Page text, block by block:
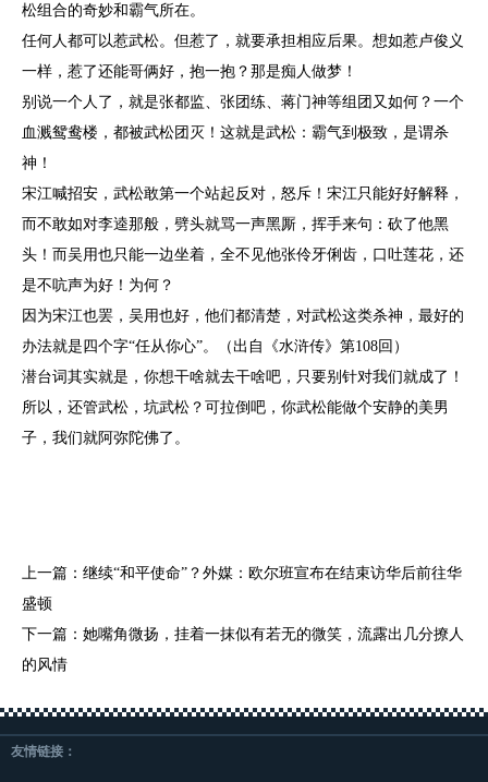
松组合的奇妙和霸气所在。
任何人都可以惹武松。但惹了，就要承担相应后果。想如惹卢俊义
一样，惹了还能哥俩好，抱一抱？那是痴人做梦！
别说一个人了，就是张都监、张团练、蒋门神等组团又如何？一个
血溅鸳鸯楼，都被武松团灭！这就是武松：霸气到极致，是谓杀
神！
宋江喊招安，武松敢第一个站起反对，怒斥！宋江只能好好解释，
而不敢如对李逵那般，劈头就骂一声黑厮，挥手来句：砍了他黑
头！而吴用也只能一边坐着，全不见他张伶牙俐齿，口吐莲花，还
是不吭声为好！为何？
因为宋江也罢，吴用也好，他们都清楚，对武松这类杀神，最好的
办法就是四个字“任从你心”。（出自《水浒传》第108回）
潜台词其实就是，你想干啥就去干啥吧，只要别针对我们就成了！
所以，还管武松，坑武松？可拉倒吧，你武松能做个安静的美男
子，我们就阿弥陀佛了。
上一篇： 继续“和平使命”？外媒：欧尔班宣布在结束访华后前往华
盛顿
下一篇： 她嘴角微扬，挂着一抹似有若无的微笑，流露出几分撩人
的风情
友情链接：